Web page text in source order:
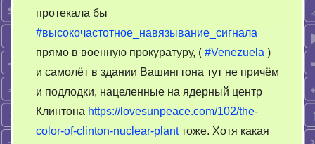
протекала бы
#высокочастотное_навязывание_сигнала
прямо в военную прокуратуру, ( #Venezuela )
и самолёт в здании Вашингтона тут не причём
и подлодки, нацеленные на ядерный центр
Клинтона https://lovesunpeace.com/102/the-
color-of-clinton-nuclear-plantтоже. Хотя какая